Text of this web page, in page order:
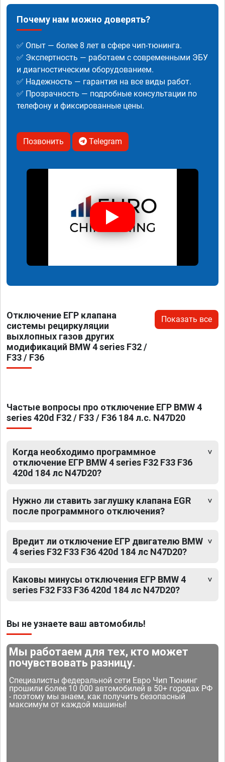
Почему нам можно доверять?
✅ Опыт — более 8 лет в сфере чип-тюнинга.
✅ Экспертность — работаем с современными ЭБУ
и диагностическим оборудованием.
✅ Надежность — гарантия на все виды работ.
✅ Прозрачность — подробные консультации по
телефону и фиксированные цены.
Позвонить Telegram
Отключение ЕГР клапана
системы рециркуляции
выхлопных газов других
модификаций BMW 4 series F32 /
F33 / F36
Показать все
Частые вопросы про отключение ЕГР BMW 4
series 420d F32 / F33 / F36 184 л.с. N47D20
Когда необходимо программное
отключение ЕГР BMW 4 series F32 F33 F36
420d 184 лс N47D20?
Нужно ли ставить заглушку клапана EGR
после программного отключения?
Вредит ли отключение ЕГР двигателю BMW
4 series F32 F33 F36 420d 184 лс N47D20?
Каковы минусы отключения ЕГР BMW 4
series F32 F33 F36 420d 184 лс N47D20?
Вы не узнаете ваш автомобиль!
Мы работаем для тех, кто может
почувствовать разницу.
Специалисты федеральной сети Евро Чип Тюнинг
прошили более 10 000 автомобилей в 50+ городах РФ
- поэтому мы знаем, как получить безопасный
максимум от каждой машины!